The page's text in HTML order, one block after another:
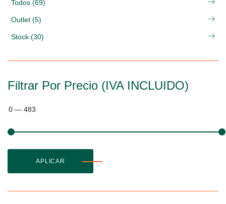
Todos (69)
Outlet (5)
Stock (30)
Filtrar Por Precio (IVA INCLUIDO)
0 — 483
APLICAR